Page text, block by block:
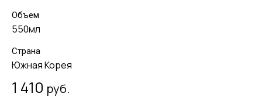
Объем
550мл
Страна
Южная Корея
1 410 руб.